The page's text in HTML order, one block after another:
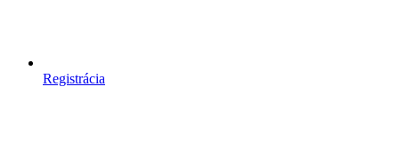
Registrácia